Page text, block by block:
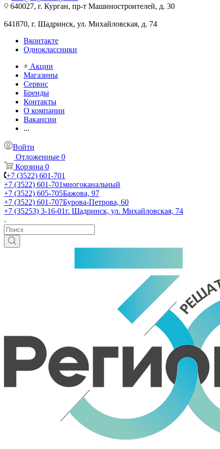
640027, г. Курган, пр-т Машиностроителей, д. 30
641870, г. Шадринск, ул. Михайловская, д. 74
Вконтакте
Одноклассники
Акции
Магазины
Сервис
Бренды
Контакты
О компании
Вакансии
...
Войти
Отложенные 0
Корзина 0
+7 (3522) 601-701
+7 (3522) 601-701многоканальный
+7 (3522) 605-705Бажова, 97
+7 (3522) 601-707Бурова-Петрова, 60
+7 (35253) 3-16-01г. Шадринск, ул. Михайловская, 74